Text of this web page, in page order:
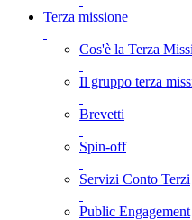
Terza missione
Cos'è la Terza
Il gruppo terza
Brevetti
Spin-off
Servizi Conto Terzi
Public Engagement